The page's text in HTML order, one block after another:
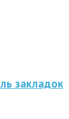
закладок